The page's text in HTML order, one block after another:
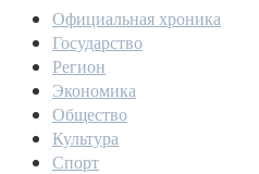
Официальная хроника
Государство
Регион
Экономика
Общество
Культура
Спорт